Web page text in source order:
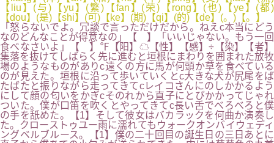
【liu】(与)【yu】(繁)【fan】(荣)【rong】(也)【ye】(都)
【dou】(是)【shi】(可)【ke】(期)【qi】(的)【de】(。)【。】
「怒らないでよ。冗談で言っただけだから。ねえc本当にどう
なのどんなことが得意なの」【 】「いいじゃない。もう一回
食べなさいよ」【 】℉【阳】☁【性】【感】÷【染】【者】
集落を抜けてしばらく先に進むと垣根にまわりを囲まれた放牧
場のようなものがありc遠くの方に馬が何頭か草を食べている
のが見えた。垣根に沿って歩いていくとc大きな犬が尻尾をば
たばたと振りながら走ってきてcレイコさんにのしかかるよう
にして顔の匂いをかぎcそのれから直子にとびかかってじゃれ
ついた。僕が口笛を吹くとやってきてc長い舌でべろべろと僕
の手を舐めた。【1】そして彼女はバカラックを何曲か演奏し
た。クローストゥユー雨に濡れてもウォークオンバイウェディ
ングベルブルース。【1】僕の二十回目の誕生日の三日あとに